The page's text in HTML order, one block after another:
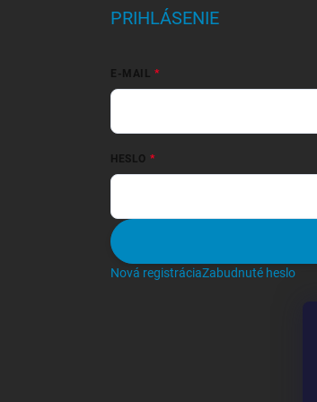
PRIHLÁSENIE
E-MAIL
HESLO
Nová registráciaZabudnuté heslo